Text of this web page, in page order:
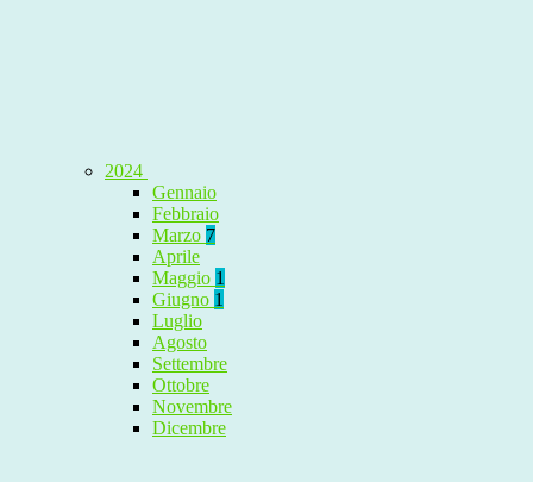
2024
Gennaio
Febbraio
Marzo 7
Aprile
Maggio 1
Giugno 1
Luglio
Agosto
Settembre
Ottobre
Novembre
Dicembre